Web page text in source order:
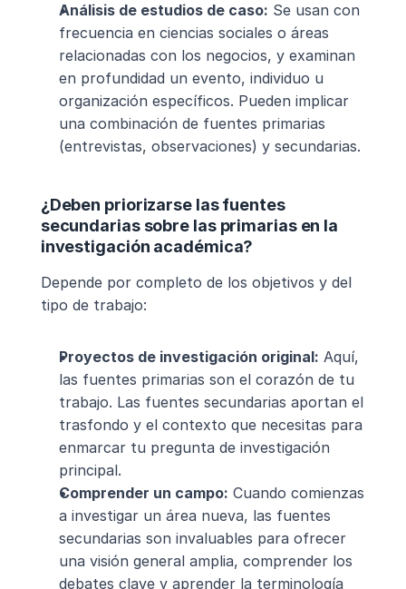
Análisis de estudios de caso: Se usan con
frecuencia en ciencias sociales o áreas
relacionadas con los negocios, y examinan
en profundidad un evento, individuo u
organización específicos. Pueden implicar
una combinación de fuentes primarias
(entrevistas, observaciones) y secundarias.
¿Deben priorizarse las fuentes
secundarias sobre las primarias en la
investigación académica?
Depende por completo de los objetivos y del
tipo de trabajo:
Proyectos de investigación original: Aquí,
las fuentes primarias son el corazón de tu
trabajo. Las fuentes secundarias aportan el
trasfondo y el contexto que necesitas para
enmarcar tu pregunta de investigación
principal.
Comprender un campo: Cuando comienzas
a investigar un área nueva, las fuentes
secundarias son invaluables para ofrecer
una visión general amplia, comprender los
debates clave y aprender la terminología